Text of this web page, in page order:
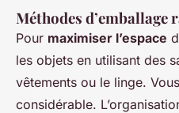
Méthodes d’emballage
Pour maximiser l’espace
les objets en utilisant des
vêtements ou le linge.
considérable.